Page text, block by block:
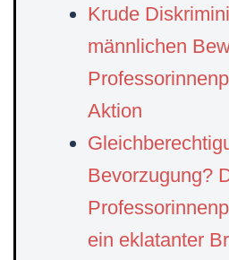
Krude
männlichen
Aktion
Bevorzugung?
ein eklatanter